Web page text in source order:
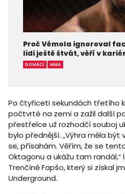
Proč Vémola ignoroval
lidi ještě štvát, věří v
DOMÁCÍ MMA
Po čtyřiceti sekundách třetího
počtvrté na zemi a zažil další
přestřelce už rozhodčí souboj
bylo přednější. „Výhra měla být
se, přísahám. Věřím, že se
Oktagonu a ukážu tam randál,“
Trenčíně Fapšo, který si získal
Underground.